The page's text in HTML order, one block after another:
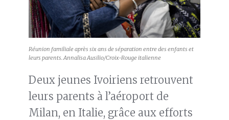
Réunion familiale après six ans de séparation entre des enfants et
leurs parents. Annalisa Ausilio/Croix-Rouge italienne
Deux jeunes Ivoiriens retrouvent
leurs parents à l’aéroport de
Milan, en Italie, grâce aux efforts